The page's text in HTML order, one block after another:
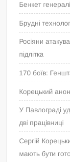
Бенкет
Брудні
Росіяни
підлітка
170 боїв:
Корецький
У Павлограді
дві працівниці
Сергій
мають бути